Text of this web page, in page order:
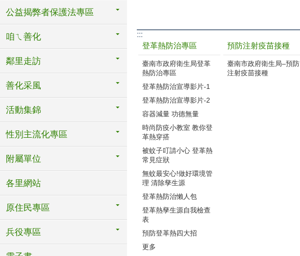
公益揭弊者保護法專區
咱ㄟ善化
鄰里走訪
善化采風
活動集錦
性別主流化專區
附屬單位
各里網站
原住民專區
兵役專區
:::
登革熱防治專區
臺南市政府衛生局登革
熱防治專區
登革熱防治宣導影片-1
登革熱防治宣導影片-2
容器減量 功德無量
時尚防疫小教室 教你登
革熱穿搭
被蚊子叮請小心 登革熱
常見症狀
無蚊最安心!做好環境管
理 清除孳生源
登革熱防治懶人包
登革熱孳生源自我檢查
表
預防登革熱四大招
更多
預防注射疫苗接種
臺南市政府衛生局–預防
注射疫苗接種